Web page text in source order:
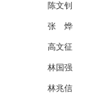
陈文钊
张 烨
高文征
林国强
林兆信